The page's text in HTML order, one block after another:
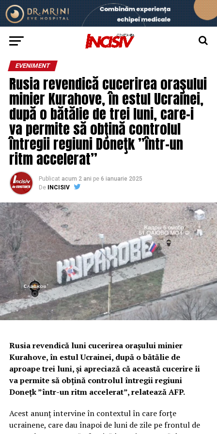
EVENIMENT
Rusia revendică cucerirea oraşului
minier Kurahove, în estul Ucrainei,
după o bătălie de trei luni, care-i
va permite să obţină controlul
întregii regiuni Doneţk ”într-un
ritm accelerat”
Publicat acum 2 ani pe 6 ianuarie 2025
De
INCISIV
Rusia revendică luni cucerirea oraşului minier
Kurahove, în estul Ucrainei, după o bătălie de
aproape trei luni, şi apreciază că această cucerire îi
va permite să obţină controlul întregii regiuni
Doneţk ”într-un ritm accelerat”, relatează AFP.
Acest anunţ intervine în contextul în care forţe
ucrainene, care dau înapoi de luni de zile pe frontul de